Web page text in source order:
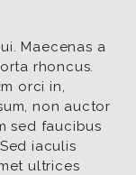
Maecenas a
rhoncus.
orci in,
non auctor
sed faucibus
iaculis
ultrices